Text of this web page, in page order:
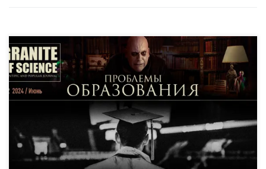
Крах образования — это крах нации Именно поэтому
новый выпуск нашего журнала мы посвятили
проблемам современного образования. Сегодня кризис
образования переживают многие страны, но для
Украины это особенно важно в нынешнее время. Во-
первых, война. Во-вторых, очередные реформы,
которые, увы, не вызывают у многих доверия, и по
вполне объективным причинам. Часть […]